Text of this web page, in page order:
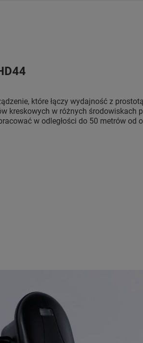
które łączy wydajność z
kreskowych w różnych środowiskach
w odległości do 50 metrów od